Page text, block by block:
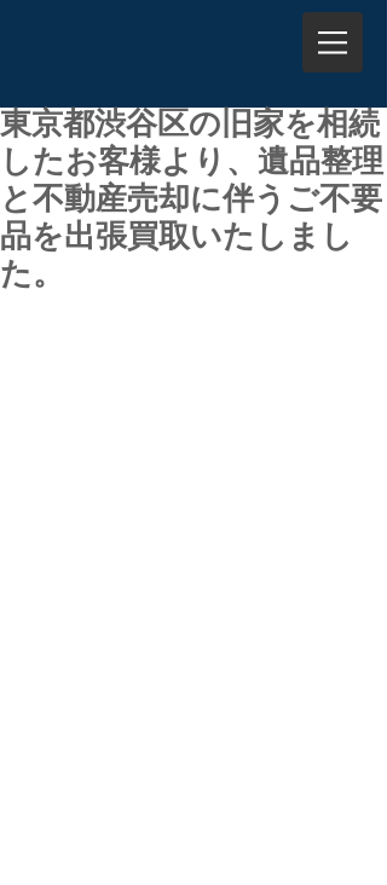
東京都渋谷区の旧家を相続
したお客様より、遺品整理
と不動産売却に伴うご不要
品を出張買取いたしまし
た。